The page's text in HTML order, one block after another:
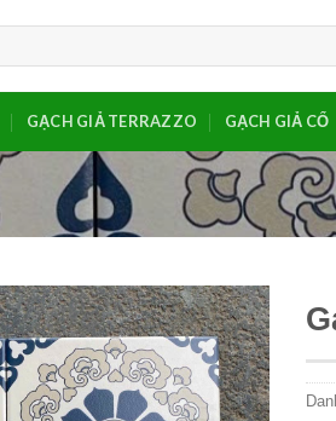
GẠCH GIẢ TERRAZZO GẠCH GIẢ CỔ